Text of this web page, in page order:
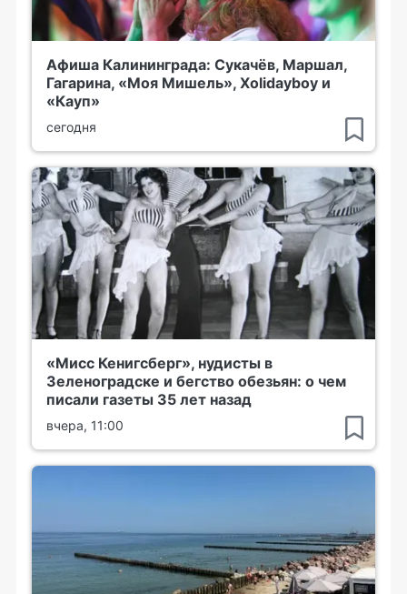
Афиша Калининграда: Сукачёв, Маршал,
Гагарина, «Моя Мишель», Xolidayboy и
«Кауп»
сегодня
«Мисс Кенигсберг», нудисты в
Зеленоградске и бегство обезьян: о чем
писали газеты 35 лет назад
вчера, 11:00